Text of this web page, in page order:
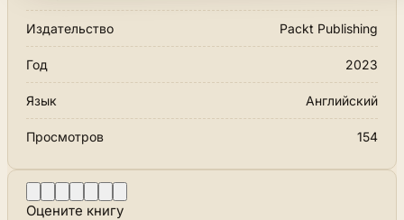
Издательство Packt Publishing
Год 2023
Язык Английский
Просмотров 154
Оцените книгу